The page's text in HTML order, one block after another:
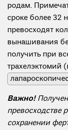
родам.
сроке более 32
превосходят
вынашивания
получить при
трахелэктомий
Важно!
превосходстве
сохранении